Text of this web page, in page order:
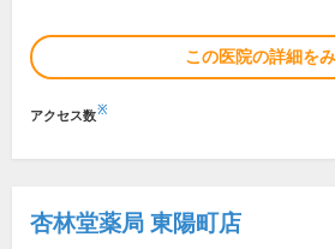
この医院の詳細を
アクセス数※
杏林堂薬局 東陽町店